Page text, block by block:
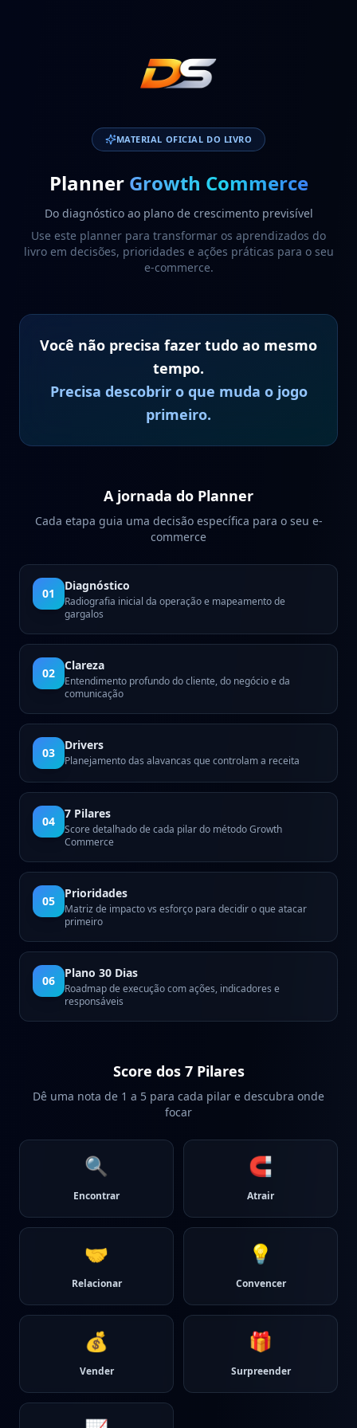
MATERIAL OFICIAL DO LIVRO
Planner Growth Commerce
Do diagnóstico ao plano de crescimento previsível
Use este planner para transformar os aprendizados do
livro em decisões, prioridades e ações práticas para o seu
e-commerce.
Você não precisa fazer tudo ao mesmo
tempo.
Precisa descobrir o que muda o jogo
primeiro.
A jornada do Planner
Cada etapa guia uma decisão específica para o seu e-
commerce
01
Diagnóstico
Radiografia inicial da operação e mapeamento de
gargalos
02
Clareza
Entendimento profundo do cliente, do negócio e da
comunicação
03
Drivers
Planejamento das alavancas que controlam a receita
04
7 Pilares
Score detalhado de cada pilar do método Growth
Commerce
05
Prioridades
Matriz de impacto vs esforço para decidir o que atacar
primeiro
06
Plano 30 Dias
Roadmap de execução com ações, indicadores e
responsáveis
Score dos 7 Pilares
Dê uma nota de 1 a 5 para cada pilar e descubra onde
focar
🔍
Encontrar
🧲
Atrair
🤝
Relacionar
💡
Convencer
💰
Vender
🎁
Surpreender